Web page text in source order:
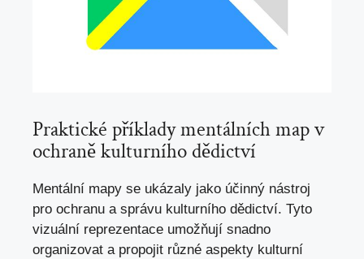
Praktické příklady mentálních map v
ochraně kulturního dědictví
Mentální mapy se ukázaly jako účinný nástroj
pro ochranu a správu kulturního dědictví. Tyto
vizuální reprezentace umožňují snadno
organizovat a propojit různé aspekty kulturní